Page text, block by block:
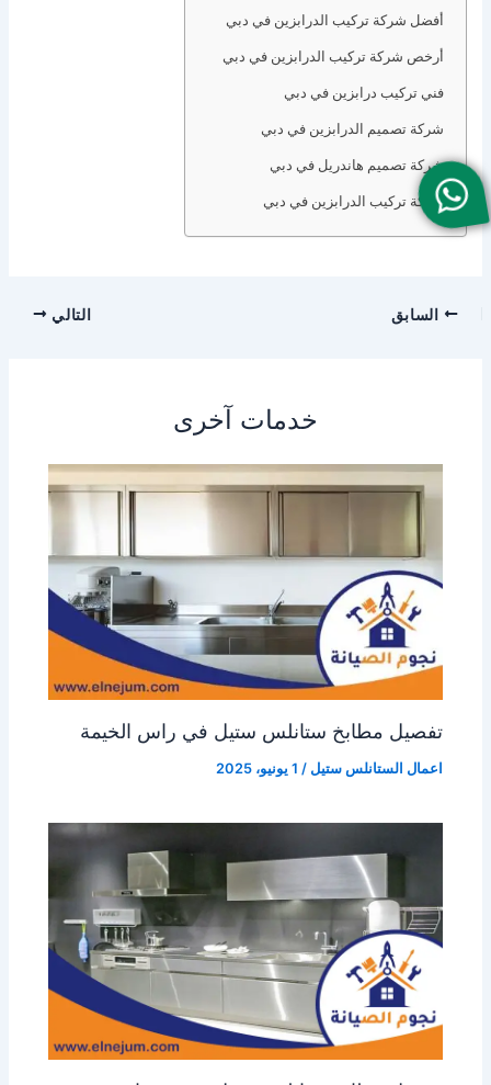
أفضل شركة تركيب الدرابزين في دبي
أرخص شركة تركيب الدرابزين في دبي
فني تركيب درابزين في دبي
شركة تصميم الدرابزين في دبي
شركة تصميم هاندريل في دبي
شركة تركيب الدرابزين في دبي
السابق التالي
خدمات آخرى
تفصيل مطابخ ستانلس ستيل في راس الخيمة
اعمال الستانلس ستيل / 1 يونيو، 2025